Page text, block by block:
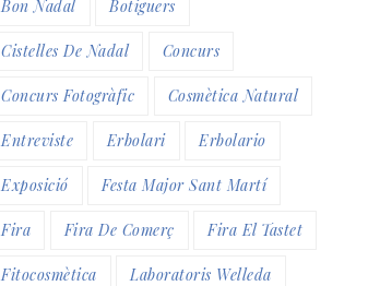
Bon Nadal Botiguers
Cistelles De Nadal Concurs
Concurs Fotogràfic Cosmètica Natural
Entreviste Erbolari Erbolario
Exposició Festa Major Sant Martí
Fira Fira De Comerç Fira El Tastet
Fitocosmètica Laboratoris Welleda